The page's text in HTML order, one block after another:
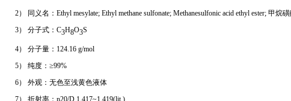
2）
同义名： Ethyl mesylate; Ethyl methane sulfonate; Methanesulfonic acid ethyl ester; 甲烷磺
3） 分子式：C3H8O3S
4） 分子量：124.16 g/mol
5） 纯度：≥99%
6） 外观： 无色至浅黄色液体
7） 折射率： n20/D 1.417~1.419(lit.)